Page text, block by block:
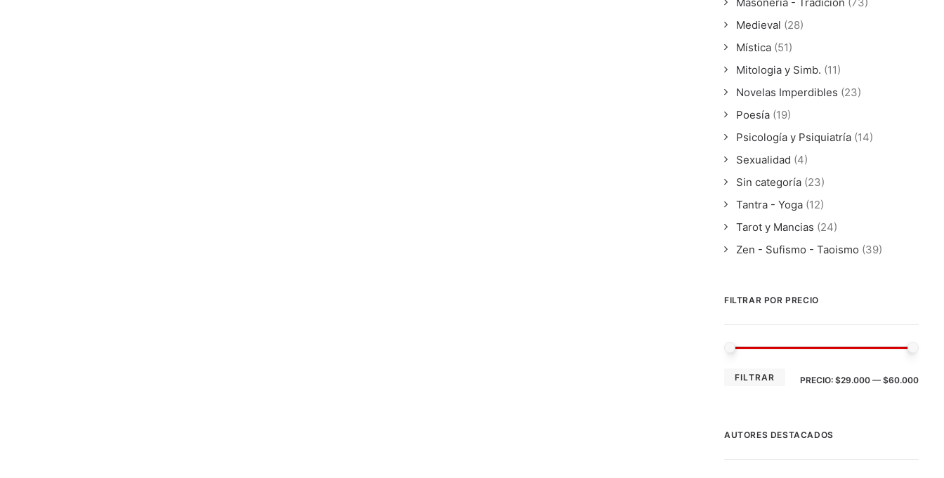
Medieval (28)
Mística (51)
Mitologia y Simb. (11)
Novelas Imperdibles (23)
Poesía (19)
Psicología y Psiquiatría (14)
Sexualidad (4)
Sin categoría (23)
Tantra - Yoga (12)
Tarot y Mancias (24)
Zen - Sufismo - Taoismo (39)
FILTRAR POR PRECIO
FILTRAR PRECIO: $29.000 — $60.000
AUTORES DESTACADOS